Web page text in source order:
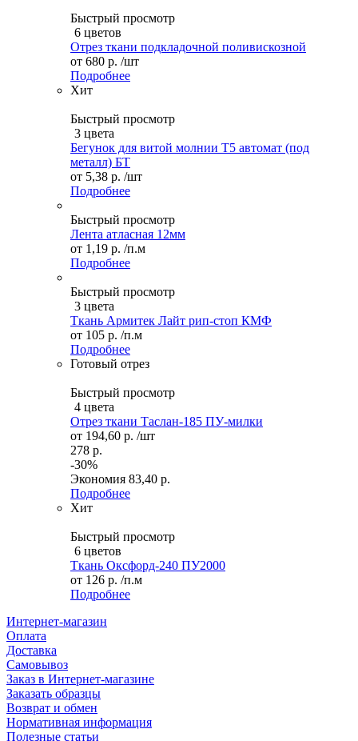
Быстрый просмотр
6 цветов
Отрез ткани подкладочной поливискозной
от 680 р. /шт
Подробнее
Хит
Быстрый просмотр
3 цвета
Бегунок для витой молнии Т5 автомат (под
металл) БТ
от 5,38 р. /шт
Подробнее
Быстрый просмотр
Лента атласная 12мм
от 1,19 р. /п.м
Подробнее
Быстрый просмотр
3 цвета
Ткань Армитек Лайт рип-стоп КМФ
от 105 р. /п.м
Подробнее
Готовый отрез
Быстрый просмотр
4 цвета
Отрез ткани Таслан-185 ПУ-милки
от 194,60 р. /шт
278 р.
-30%
Экономия 83,40 р.
Подробнее
Хит
Быстрый просмотр
6 цветов
Ткань Оксфорд-240 ПУ2000
от 126 р. /п.м
Подробнее
Интернет-магазин
Оплата
Доставка
Самовывоз
Заказ в Интернет-магазине
Заказать образцы
Возврат и обмен
Нормативная информация
Полезные статьи